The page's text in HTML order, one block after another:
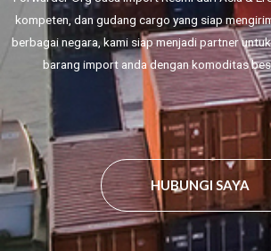
kompeten, dan gudang cargo yang siap
berbagai negara, kami siap menjadi partner
barang import anda dengan komoditas
HUBUNGI SAYA